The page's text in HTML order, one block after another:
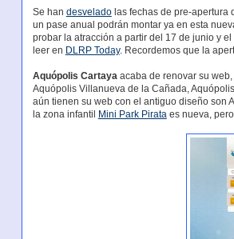
Se han desveladolas fechas de pre-apertura
un pase anual podrán montar ya en esta
probar la atracción a partir del 17 de junio y
leer en DLRP Today. Recordemos que la
Aquópolis Cartayaacaba de renovar su
Aquópolis Villanueva de la Cañada,
aún tienen su web con el antiguo diseño son
la zona infantil
Mini Park Pirataes nueva,